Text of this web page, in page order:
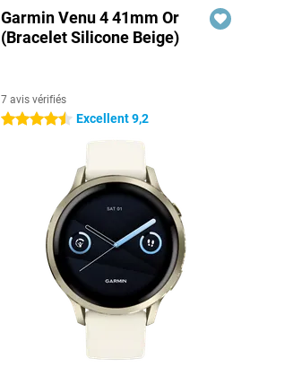
Garmin Venu 4 41mm Or
(Bracelet Silicone Beige)
7 avis vérifiés
4.5 étoiles Excellent 9,2